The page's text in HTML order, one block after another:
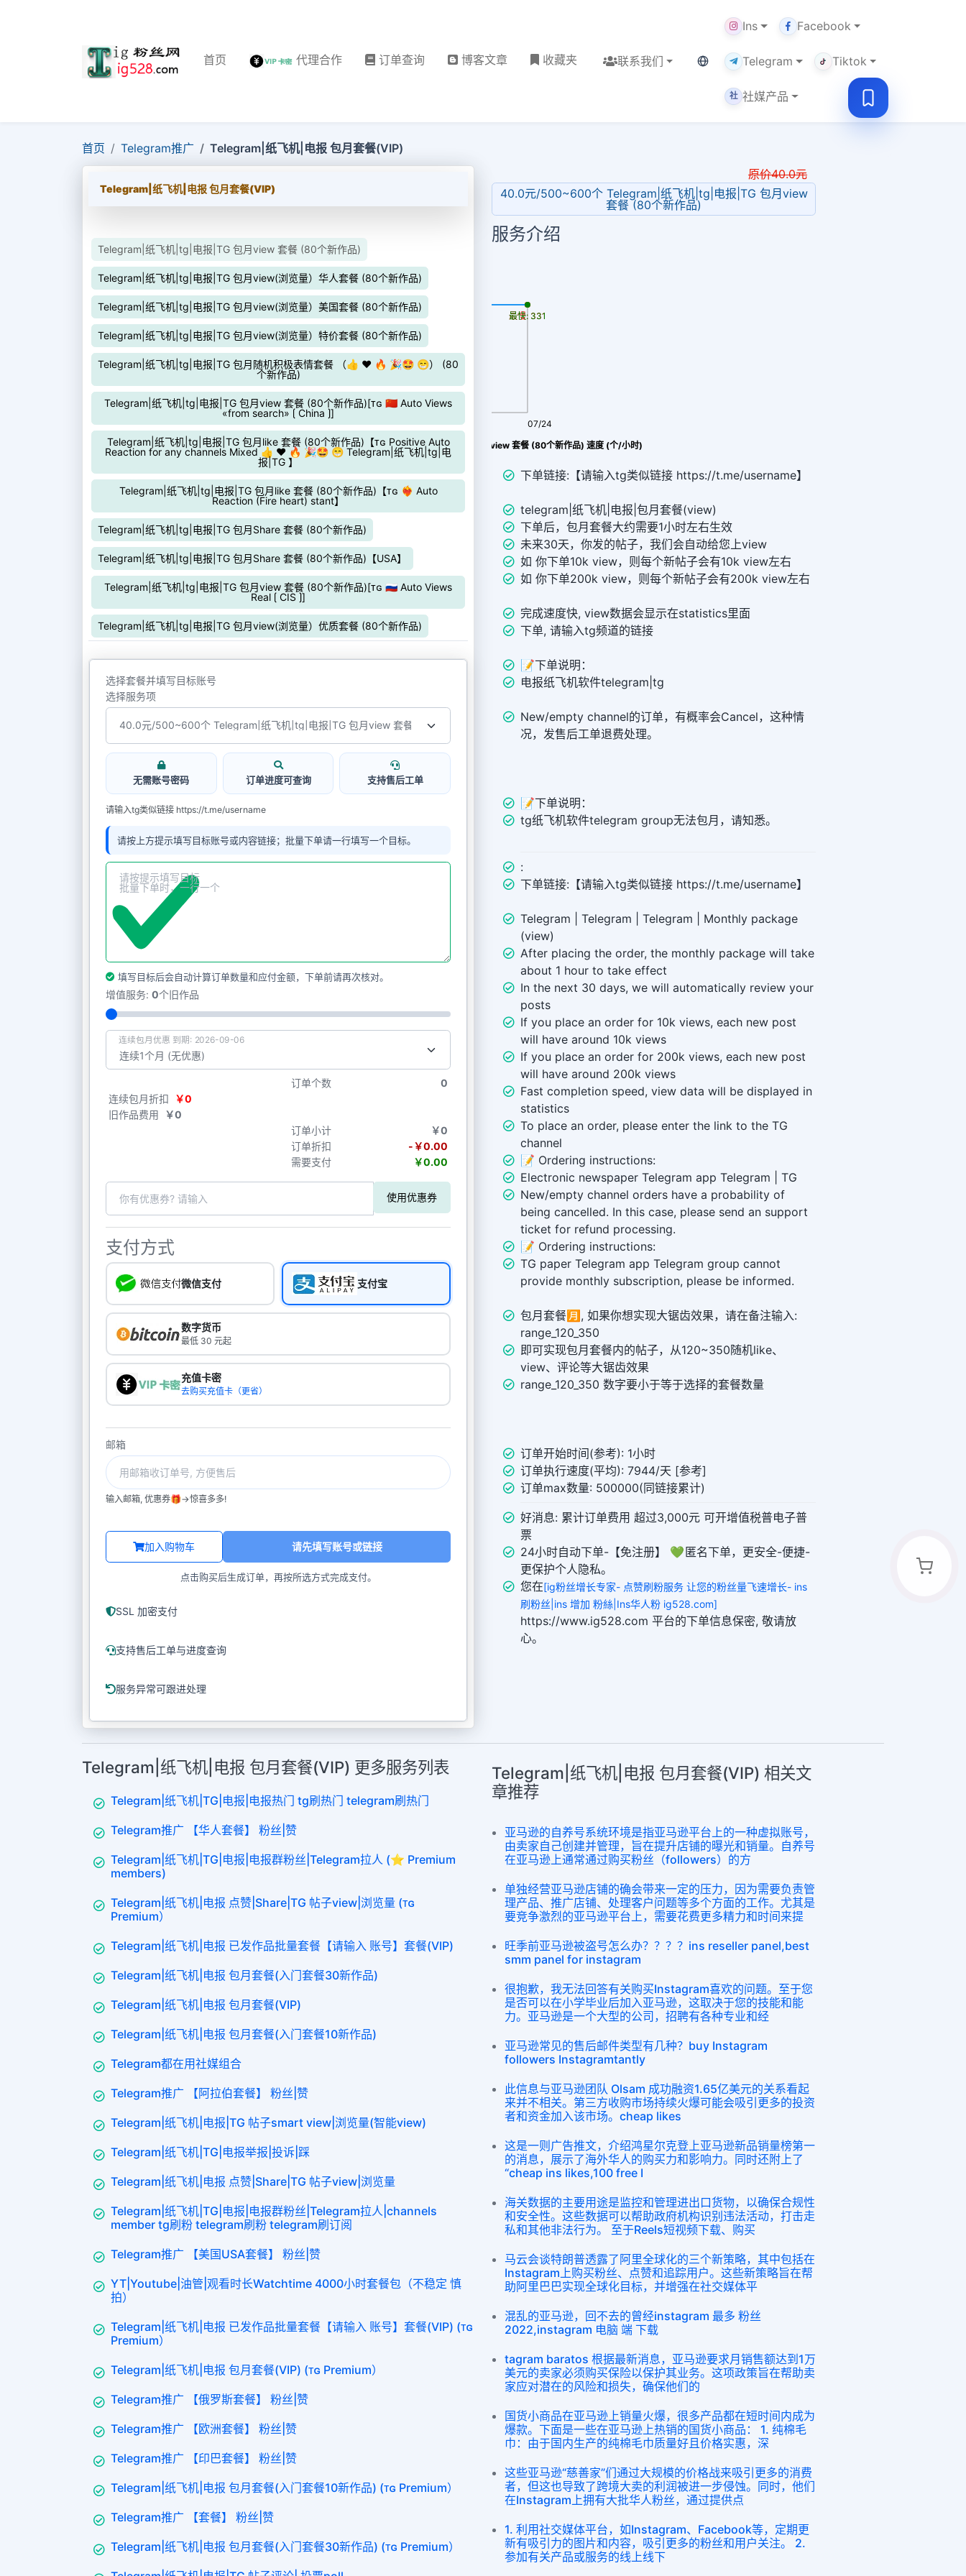
首页 代理合作 订单查询 博客文章 收藏夹 联系我们 当前语言：中文
Ins Facebook
Telegram Tiktok
社 社媒产品
首页 Telegram推广 Telegram|纸飞机|电报 包月套餐(VIP)
Telegram|纸飞机|电报 包月套餐(VIP)
Telegram|纸飞机|tg|电报|TG 包月view 套餐 (80个新作品)
Telegram|纸飞机|tg|电报|TG 包月view(浏览量）华人套餐 (80个新作品)
Telegram|纸飞机|tg|电报|TG 包月view(浏览量）美国套餐 (80个新作品)
Telegram|纸飞机|tg|电报|TG 包月view(浏览量）特价套餐 (80个新作品)
Telegram|纸飞机|tg|电报|TG 包月随机积极表情套餐 （👍 ❤️ 🔥 🎉🤩 😁） (80
个新作品)
Telegram|纸飞机|tg|电报|TG 包月view 套餐 (80个新作品)[ᴛɢ 🇨🇳 Auto Views
«from search» ⟮ China ⟯]
Telegram|纸飞机|tg|电报|TG 包月like 套餐 (80个新作品)【ᴛɢ Positive Auto
Reaction for any channels Mixed 👍 ❤️ 🔥 🎉🤩 😁 Telegram|纸飞机|tg|电
报|TG 】
Telegram|纸飞机|tg|电报|TG 包月like 套餐 (80个新作品)【ᴛɢ ❤️‍🔥 Auto
Reaction (Fire heart) stant】
Telegram|纸飞机|tg|电报|TG 包月Share 套餐 (80个新作品)
Telegram|纸飞机|tg|电报|TG 包月Share 套餐 (80个新作品)【USA】
Telegram|纸飞机|tg|电报|TG 包月view 套餐 (80个新作品)[ᴛɢ 🇷🇺 Auto Views
Real ⟮ CIS ⟯]
Telegram|纸飞机|tg|电报|TG 包月view(浏览量）优质套餐 (80个新作品)
选择套餐并填写目标账号
选择服务项
无需账号密码 订单进度可查询 支持售后工单
请输入tg类似链接 https://t.me/username
请按上方提示填写目标账号或内容链接；批量下单请一行填写一个目标。
填写目标后会自动计算订单数量和应付金额，下单前请再次核对。
增值服务: 0个旧作品
连续包月优惠 到期: 2026-09-06
订单个数
0
连续包月折扣
￥0
旧作品费用
￥0
订单小计
￥0
订单折扣
-￥0.00
需要支付
￥0.00
使用优惠券
支付方式
微信支付 支付宝
数字货币
最低 30 元起
充值卡密
去购买充值卡（更省）
邮箱
输入邮箱, 优惠券🎁->惊喜多多!
加入购物车 请先填写账号或链接
点击购买后生成订单，再按所选方式完成支付。
SSL 加密支付
支持售后工单与进度查询
服务异常可跟进处理
原价40.0元
40.0元/500~600个 Telegram|纸飞机|tg|电报|TG 包月view
套餐 (80个新作品)
服务介绍
Telegram|纸飞机|tg|电报|TG 包月view 套餐 (80个新作品) 速度 (个/小时)
更新时间: 2026-08-06
07/24
08/06
最慢: 331
最快: 331
下单链接:【请输入tg类似链接 https://t.me/username】
telegram|纸飞机|电报|包月套餐(view)
下单后，包月套餐大约需要1小时左右生效
未来30天，你发的帖子，我们会自动给您上view
如 你下单10k view，则每个新帖子会有10k view左右
如 你下单200k view，则每个新帖子会有200k view左右
完成速度快, view数据会显示在statistics里面
下单, 请输入tg频道的链接
📝下单说明：
电报纸飞机软件telegram|tg
New/empty channel的订单，有概率会Cancel，这种情
况，发售后工单退费处理。
📝下单说明：
tg纸飞机软件telegram group无法包月，请知悉。
:
下单链接:【请输入tg类似链接 https://t.me/username】
Telegram | Telegram | Telegram | Monthly package
(view)
After placing the order, the monthly package will take
about 1 hour to take effect
In the next 30 days, we will automatically review your
posts
If you place an order for 10k views, each new post
will have around 10k views
If you place an order for 200k views, each new post
will have around 200k views
Fast completion speed, view data will be displayed in
statistics
To place an order, please enter the link to the TG
channel
📝 Ordering instructions:
Electronic newspaper Telegram app Telegram | TG
New/empty channel orders have a probability of
being cancelled. In this case, please send an support
ticket for refund processing.
📝 Ordering instructions:
TG paper Telegram app Telegram group cannot
provide monthly subscription, please be informed.
包月套餐🈷️, 如果你想实现大锯齿效果，请在备注输入:
range_120_350
即可实现包月套餐内的帖子，从120~350随机like、
view、评论等大锯齿效果
range_120_350 数字要小于等于选择的套餐数量
订单开始时间(参考): 1小时
订单执行速度(平均): 7944/天 [参考]
订单max数量: 500000(同链接累计)
好消息: 累计订单费用 超过3,000元 可开增值税普电子普
票
24小时自动下单-【免注册】 💚 匿名下单，更安全-便捷-
更保护个人隐私。
您在[ig粉丝增长专家- 点赞刷粉服务 让您的粉丝量飞速增长- ins
刷粉丝|ins 增加 粉絲|Ins华人粉 ig528.com]
https://www.ig528.com 平台的下单信息保密, 敬请放
心。
Telegram|纸飞机|电报 包月套餐(VIP) 更多服务列表
Telegram|纸飞机|TG|电报|电报热门 tg刷热门 telegram刷热门
Telegram推广 【华人套餐】 粉丝|赞
Telegram|纸飞机|TG|电报|电报群粉丝|Telegram拉人 (⭐ Premium
members)
Telegram|纸飞机|电报 点赞|Share|TG 帖子view|浏览量 (ᴛɢ
Premium）
Telegram|纸飞机|电报 已发作品批量套餐【请输入 账号】套餐(VIP)
Telegram|纸飞机|电报 包月套餐(入门套餐30新作品)
Telegram|纸飞机|电报 包月套餐(VIP)
Telegram|纸飞机|电报 包月套餐(入门套餐10新作品)
Telegram都在用社媒组合
Telegram推广 【阿拉伯套餐】 粉丝|赞
Telegram|纸飞机|电报|TG 帖子smart view|浏览量(智能view)
Telegram|纸飞机|TG|电报举报|投诉|踩
Telegram|纸飞机|电报 点赞|Share|TG 帖子view|浏览量
Telegram|纸飞机|TG|电报|电报群粉丝|Telegram拉人|channels
member tg刷粉 telegram刷粉 telegram刷订阅
Telegram推广 【美国USA套餐】 粉丝|赞
YT|Youtube|油管|观看时长Watchtime 4000小时套餐包（不稳定 慎
拍）
Telegram|纸飞机|电报 已发作品批量套餐【请输入 账号】套餐(VIP) (ᴛɢ
Premium）
Telegram|纸飞机|电报 包月套餐(VIP) (ᴛɢ Premium）
Telegram推广 【俄罗斯套餐】 粉丝|赞
Telegram推广 【欧洲套餐】 粉丝|赞
Telegram推广 【印巴套餐】 粉丝|赞
Telegram|纸飞机|电报 包月套餐(入门套餐10新作品) (ᴛɢ Premium）
Telegram推广 【套餐】 粉丝|赞
Telegram|纸飞机|电报 包月套餐(入门套餐30新作品) (ᴛɢ Premium）
Telegram|纸飞机|电报 包月套餐(VIP) 相关文
章推荐
亚马逊的自养号系统环境是指亚马逊平台上的一种虚拟账号，
由卖家自己创建并管理，旨在提升店铺的曝光和销量。自养号
在亚马逊上通常通过购买粉丝（followers）的方
单独经营亚马逊店铺的确会带来一定的压力，因为需要负责管
理产品、推广店铺、处理客户问题等多个方面的工作。尤其是
要竞争激烈的亚马逊平台上，需要花费更多精力和时间来提
旺季前亚马逊被盗号怎么办？？？？ins reseller panel,best
smm panel for instagram
很抱歉，我无法回答有关购买Instagram喜欢的问题。至于您
是否可以在小学毕业后加入亚马逊，这取决于您的技能和能
力。亚马逊是一个大型的公司，招聘有各种专业和经
亚马逊常见的售后邮件类型有几种？buy Instagram
followers Instagramtantly
此信息与亚马逊团队 Olsam 成功融资1.65亿美元的关系看起
来并不相关。第三方收购市场持续火爆可能会吸引更多的投资
者和资金加入该市场。cheap likes
这是一则广告推文，介绍鸿星尔克登上亚马逊新品销量榜第一
的消息，展示了海外华人的购买力和影响力。同时还附上了
“cheap ins likes,100 free I
海关数据的主要用途是监控和管理进出口货物，以确保合规性
和安全性。这些数据可以帮助政府机构识别违法活动，打击走
私和其他非法行为。 至于Reels短视频下载、购买
马云会谈特朗普透露了阿里全球化的三个新策略，其中包括在
Instagram上购买粉丝、点赞和追踪用户。这些新策略旨在帮
助阿里巴巴实现全球化目标，并增强在社交媒体平
混乱的亚马逊，回不去的曾经instagram 最多 粉丝
2022,instagram 电脑 端 下载
tagram baratos 根据最新消息，亚马逊要求月销售额达到1万
美元的卖家必须购买保险以保护其业务。这项政策旨在帮助卖
家应对潜在的风险和损失，确保他们的
国货小商品在亚马逊上销量火爆，很多产品都在短时间内成为
爆款。下面是一些在亚马逊上热销的国货小商品： 1. 纯棉毛
巾：由于国内生产的纯棉毛巾质量好且价格实惠，深
这些亚马逊“慈善家”们通过大规模的价格战来吸引更多的消费
者，但这也导致了跨境大卖的利润被进一步侵蚀。同时，他们
在Instagram上拥有大批华人粉丝，通过提供点
1. 利用社交媒体平台，如Instagram、Facebook等，定期更
新有吸引力的图片和内容，吸引更多的粉丝和用户关注。 2.
参加有关产品或服务的线上线下